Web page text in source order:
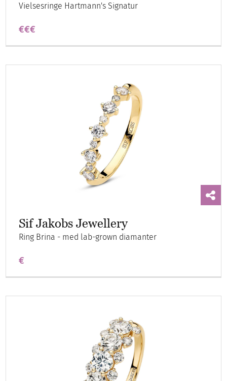
Vielsesringe Hartmann's Signatur
€€€
Sif Jakobs Jewellery
Ring Brina - med lab-grown diamanter
€